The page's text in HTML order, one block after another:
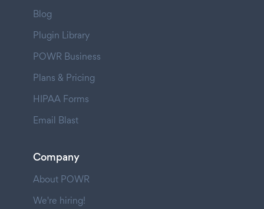
Blog
Plugin Library
POWR Business
Plans & Pricing
HIPAA Forms
Email Blast
Company
About POWR
We're hiring!